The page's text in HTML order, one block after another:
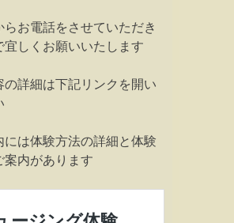
らお電話をさせていただき
宜しくお願いいたします
の詳細は下記リンクを開い
には体験方法の詳細と体験
案内があります